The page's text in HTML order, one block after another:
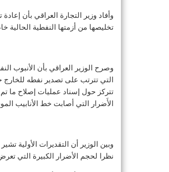
وأفاد وزير التجارة العراقي بأن
تخليصها من أزمتها النفطية الحالية
وصرح الوزير العراقي بأن الأنبوب
التي تترتب على تصدير نفطه للخارج
تتركز حول إسناد عمليات إصلاح ما تم
الأَضرار التي أصابت خط الأنابيب
وبين الوزير أن التقديرات الأولية
نظرا لحجم الأضرار الكبيرة التي